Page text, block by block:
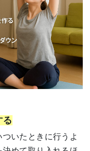
る
いたときに行うよ